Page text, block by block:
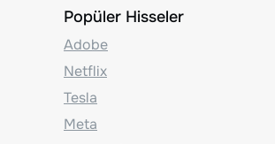
Popüler Hisseler
Adobe
Netflix
Tesla
Meta